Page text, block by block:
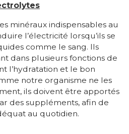
minéraux indispensables au
l’électricité lorsqu’ils se
comme le sang. Ils
dans plusieurs fonctions de
l’hydratation et le bon
notre organisme ne les
ils doivent être apportés
des suppléments, afin de
au quotidien.